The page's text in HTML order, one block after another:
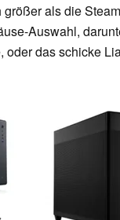
als die
Auswahl,
das schicke